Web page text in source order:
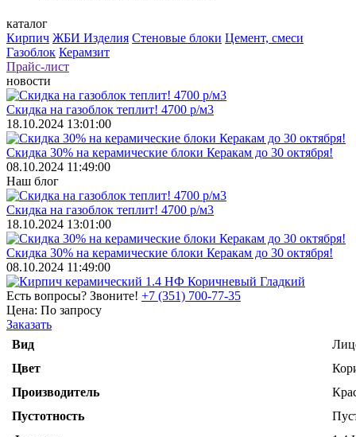
каталог
Кирпич ЖБИ Изделия Стеновые блоки Цемент, смеси
Газоблок Керамзит
Прайс-лист
новости
Скидка на газоблок теплит! 4700 р/м3
18.10.2024 13:01:00
Скидка 30% на керамические блоки Керакам до 30 октября!
08.10.2024 11:49:00
Наш блог
Скидка на газоблок теплит! 4700 р/м3
18.10.2024 13:01:00
Скидка 30% на керамические блоки Керакам до 30 октября!
08.10.2024 11:49:00
Есть вопросы? Звоните! +7 (351) 700-77-35
Цена: По запросу
Заказать
Вид
Цвет
Производитель
Пустотность